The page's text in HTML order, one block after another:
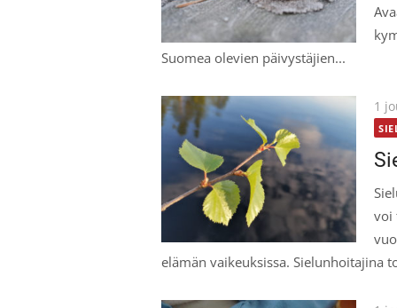
Suomea olevien päivystäjien...
on
1
voi
elämän vaikeuksissa. Sielunhoitajina